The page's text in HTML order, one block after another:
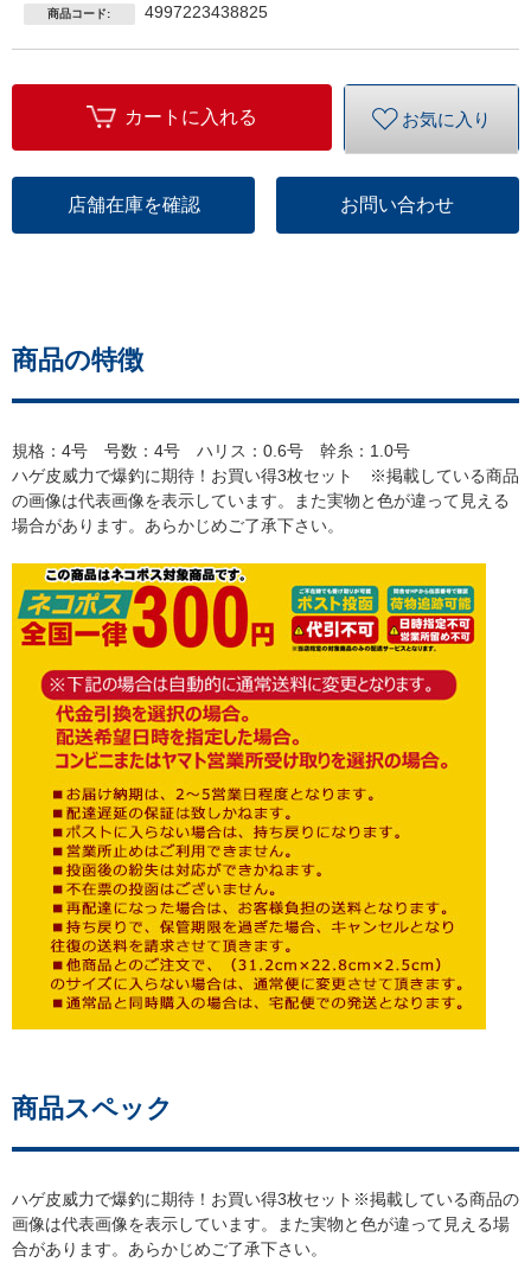
商品コード: 4997223438825
カートに入れる お気に入り
店舗在庫を確認 お問い合わせ
商品の特徴
規格：4号 号数：4号 ハリス：0.6号 幹糸：1.0号
ハゲ皮威力で爆釣に期待！お買い得3枚セット ※掲載している商品
の画像は代表画像を表示しています。また実物と色が違って見える
場合があります。あらかじめご了承下さい。
商品スペック
ハゲ皮威力で爆釣に期待！お買い得3枚セット※掲載している商品の
画像は代表画像を表示しています。また実物と色が違って見える場
合があります。あらかじめご了承下さい。